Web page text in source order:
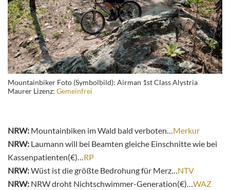
Mountainbiker Foto (Symbolbild): Airman 1st Class Alystria
Maurer Lizenz: Gemeinfrei
NRW: Mountainbiken im Wald bald verboten…Merkur
NRW: Laumann will bei Beamten gleiche Einschnitte wie bei
Kassenpatienten(€)…RP
NRW:Wüst ist die größte Bedrohung für Merz…NTV
NRW: NRW droht Nichtschwimmer-Generation(€)…WAZ